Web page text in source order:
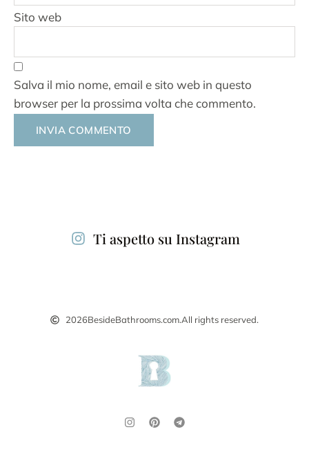
Sito web
Salva il mio nome, email e sito web in questo
browser per la prossima volta che commento.
Ti aspetto su Instagram
2026BesideBathrooms.com.All rights reserved.